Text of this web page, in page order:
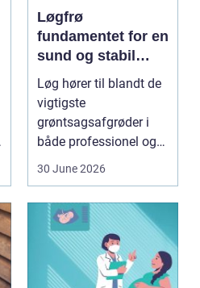
Løgfrø
fundamentet for en
sund og stabil
løgavl
Løg hører til blandt de
vigtigste
grøntsagsafgrøder i
både professionel og
hobbybaseret
30 June 2026